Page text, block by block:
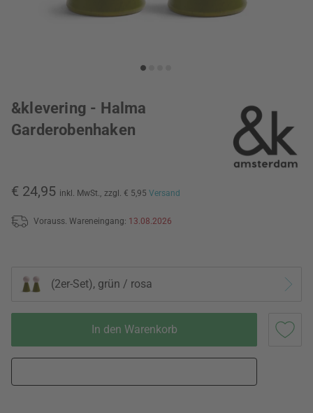
&klevering - Halma
Garderobenhaken
€ 24,95 inkl. MwSt., zzgl. € 5,95 Versand
Vorauss. Wareneingang: 13.08.2026
(2er-Set), grün / rosa
In den Warenkorb